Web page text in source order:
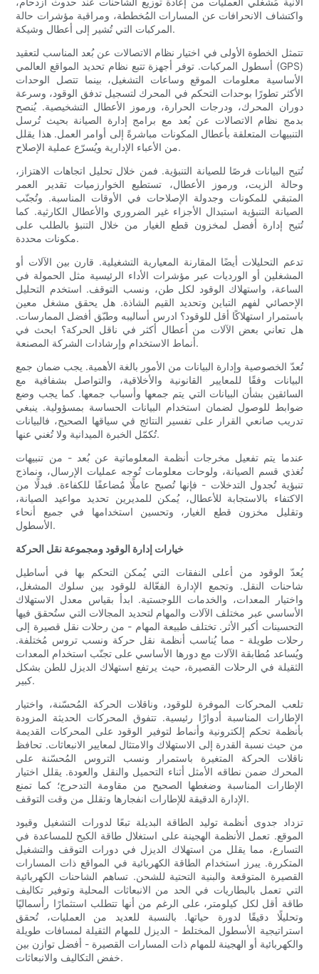
واكتشاف الانحرافات عن المسارات المُخططة، ومراقبة مؤشرات حالة
المركبات التي تُشير إلى أعطال وشيكة.
تتمثل الخطوة الأولى في اختيار نظام الاتصالات عن بُعد المناسب لتعقيد
أسطول المركبات. توفر أجهزة تتبع نظام تحديد المواقع العالمي (GPS)
الأساسية معلومات الموقع وساعات التشغيل، بينما تتصل الوحدات
الأكثر تطورًا بوحدات التحكم في المحرك لتسجيل تدفق الوقود، وسرعة
دوران المحرك، ودرجات الحرارة، ورموز الأعطال التشخيصية. يُنصح
بدمج نظام الاتصالات عن بُعد مع برامج إدارة الصيانة بحيث تُرسل
التنبيهات المتعلقة بأعطال المكونات مباشرةً إلى أوامر العمل. هذا يقلل
من الأعباء الإدارية ويُسرّع عملية الإصلاح.
تُتيح البيانات فرصًا للصيانة التنبؤية. فمن خلال تحليل اتجاهات الاهتزاز،
وحالة الزيت، ورموز الأعطال، تستطيع الخوارزميات تقدير العمر
المتبقي للمكونات وجدولة الإصلاحات في الأوقات المناسبة. وتُجنّب
الصيانة التنبؤية استبدال الأجزاء غير الضروري والأعطال الكارثية. كما
تُتيح إدارة أفضل لمخزون قطع الغيار من خلال التنبؤ بالطلب على
مكونات محددة.
تدعم التحليلات أيضًا المقارنة المعيارية التشغيلية. قارن بين الآلات أو
المشغلين أو الورديات عبر مؤشرات الأداء الرئيسية مثل الحمولة في
الساعة، واستهلاك الوقود لكل طن، ونسب التوقف. استخدم التحليل
الإحصائي لفهم التباين وتحديد القيم الشاذة. هل يحقق مشغل معين
باستمرار استهلاكًا أقل للوقود؟ ادرس أساليبه وطبّق أفضل الممارسات.
هل تعاني بعض الآلات من أعطال أكثر في ناقل الحركة؟ ابحث في
أنماط الاستخدام وإرشادات الشركة المصنعة.
تُعدّ الخصوصية وإدارة البيانات من الأمور بالغة الأهمية. يجب ضمان جمع
البيانات وفقًا للمعايير القانونية والأخلاقية، والتواصل بشفافية مع
السائقين بشأن البيانات التي يتم جمعها وأسباب جمعها. كما يجب وضع
ضوابط للوصول لضمان استخدام البيانات الحساسة بمسؤولية. ينبغي
تدريب صانعي القرار على تفسير النتائج في سياقها الصحيح، فالبيانات
تُكمّل الخبرة الميدانية ولا تُغني عنها.
عندما يتم تفعيل مخرجات أنظمة المعلوماتية عن بُعد - من تنبيهات
تُغذي قسم الصيانة، ولوحات معلومات تُوجه عمليات الإرسال، ونماذج
تنبؤية تُجدول التدخلات - فإنها تُصبح عاملًا مُضاعفًا للكفاءة. فبدلًا من
الاكتفاء بالاستجابة للأعطال، يُمكن للمديرين تحديد مواعيد الصيانة،
وتقليل مخزون قطع الغيار، وتحسين استخدامها في جميع أنحاء
الأسطول.
خيارات إدارة الوقود ومجموعة نقل الحركة
يُعدّ الوقود من أعلى النفقات التي يُمكن التحكم بها في أساطيل
شاحنات النقل. وتجمع الإدارة الفعّالة للوقود بين سلوك المشغل،
واختيار المعدات، والخدمات اللوجستية. ابدأ بقياس معدل الاستهلاك
الأساسي عبر مختلف الآلات والمهام لتحديد المجالات التي ستُحقق فيها
التحسينات أكبر الأثر. تختلف طبيعة المهام - من رحلات نقل قصيرة إلى
رحلات طويلة - مما يُناسب أنظمة نقل حركة ونسب تروس مُختلفة.
ويُساعد مُطابقة الآلات مع دورها الأساسي على تجنّب استخدام المعدات
الثقيلة في الرحلات القصيرة، حيث يرتفع استهلاك الديزل للطن بشكل
كبير.
تلعب المحركات الموفرة للوقود، وناقلات الحركة المُحسّنة، واختيار
الإطارات المناسبة أدوارًا رئيسية. تتفوق المحركات الحديثة المزودة
بأنظمة تحكم إلكترونية وأنماط لتوفير الوقود على المحركات القديمة
من حيث نسبة القدرة إلى الاستهلاك والامتثال لمعايير الانبعاثات. تحافظ
ناقلات الحركة المتغيرة باستمرار ونسب التروس المُحسّنة على
المحرك ضمن نطاقه الأمثل أثناء التحميل والنقل والعودة. يقلل اختيار
الإطارات المناسبة وضغطها الصحيح من مقاومة التدحرج؛ كما تمنع
الإدارة الدقيقة للإطارات انفجارها وتقلل من وقت التوقف.
تزداد جدوى أنظمة توليد الطاقة البديلة تبعًا لدورات التشغيل وقيود
الموقع. تعمل الأنظمة الهجينة على استغلال طاقة الكبح للمساعدة في
التسارع، مما يقلل من استهلاك الديزل في دورات التوقف والتشغيل
المتكررة. يبرز استخدام الطاقة الكهربائية في المواقع ذات المسارات
القصيرة المتوقعة والبنية التحتية للشحن. تساهم الشاحنات الكهربائية
التي تعمل بالبطاريات في الحد من الانبعاثات المحلية وتوفير تكاليف
طاقة أقل لكل كيلومتر، على الرغم من أنها تتطلب استثمارًا رأسماليًا
وتحليلًا دقيقًا لدورة حياتها. بالنسبة للعديد من العمليات، تُحقق
استراتيجية الأسطول المختلط - الديزل للمهام الثقيلة لمسافات طويلة
والكهربائية أو الهجينة للمهام ذات المسارات القصيرة - أفضل توازن بين
خفض التكاليف والانبعاثات.